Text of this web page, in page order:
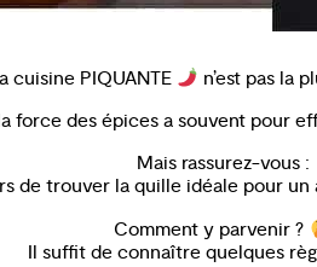
cuisine PIQUANTE
n’est pas la
force des épices a souvent pour
Mais rassurez-vous :
de trouver la quille idéale pour
Comment y parvenir ?
Il suffit de connaître quelques